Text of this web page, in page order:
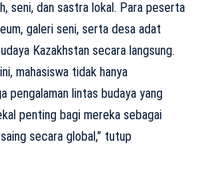
seni, dan sastra lokal. Para peserta
galeri seni, serta desa adat
Kazakhstan secara langsung.
mahasiswa tidak hanya
pengalaman lintas budaya yang
penting bagi mereka sebagai
secara global,” tutup